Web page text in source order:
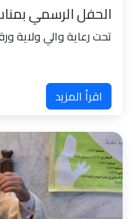
الحفل الرسمي
تحت رعاية والي ولاية
اقرأ المزيد